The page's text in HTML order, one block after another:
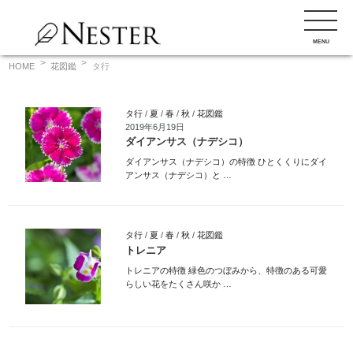
ン
MENU
HOME 花図鑑 タ行
タ行/ 夏 / 春/ 秋 / 花図鑑
2019年6月19日
ダイアンサス（ナデシコ）
ダイアンサス（ナデシコ）の特徴 ひとくくりにダイ
アンサス（ナデシコ）と …
タ行/ 夏 / 春/ 秋 / 花図鑑
トレニア
トレニアの特徴 緑色のつぼみから、特徴のある可愛
らしい花をたくさん咲か …